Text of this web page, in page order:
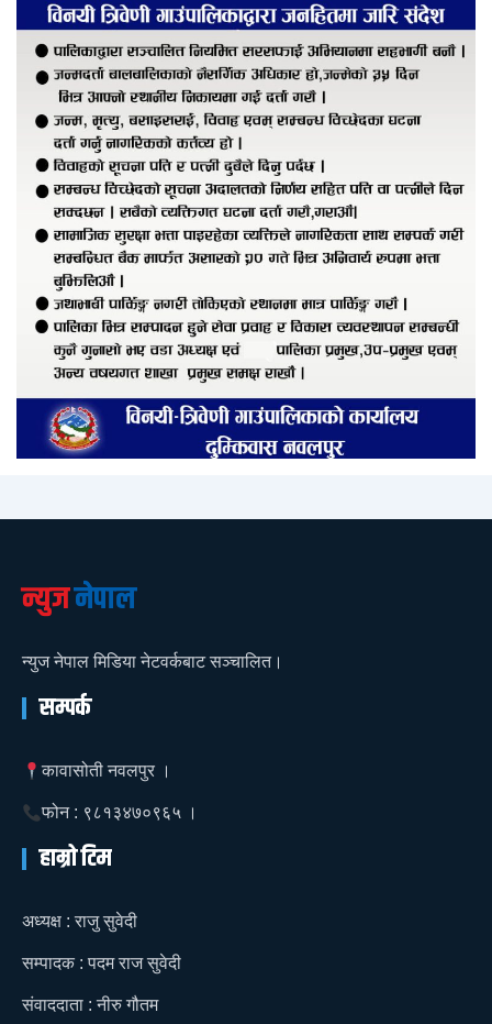
न्युजनेपाल
न्युज नेपाल मिडिया नेटवर्कबाट सञ्चालित।
सम्पर्क
कावासोती नवलपुर ।
फोन : ९८१३४७०९६५ ।
हाम्रो टिम
अध्यक्ष : राजु सुवेदी
सम्पादक : पदम राज सुवेदी
संवाददाता : नीरु गौतम